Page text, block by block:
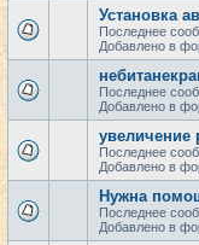
Установка
Последнее
Добавлено в
Последнее
Добавлено в
увеличение
Последнее
Добавлено в
Нужна
Последнее
Добавлено в